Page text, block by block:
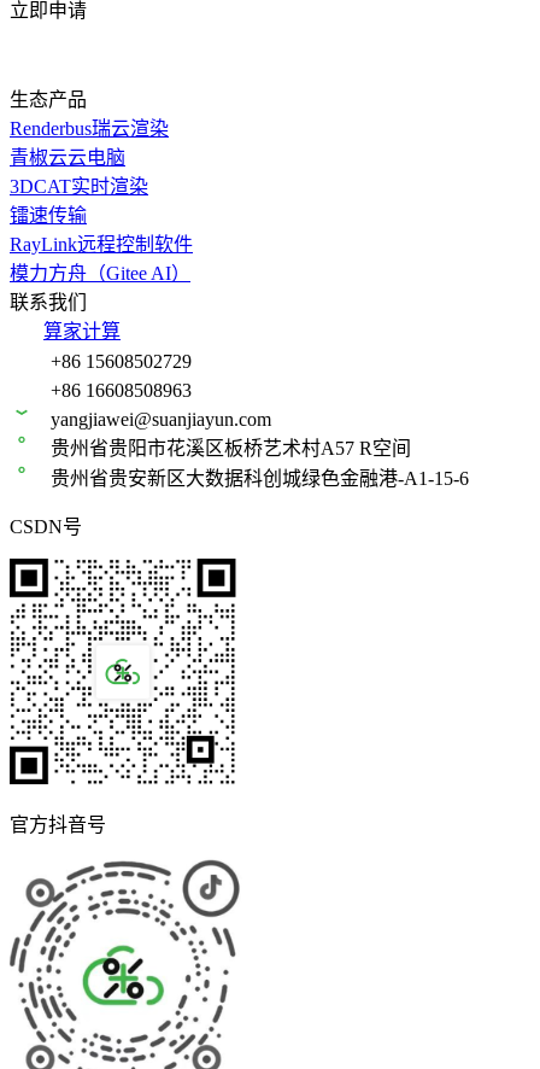
立即申请
生态产品
Renderbus瑞云渲染
青椒云云电脑
3DCAT实时渲染
镭速传输
RayLink远程控制软件
模力方舟（Gitee AI）
联系我们
算家计算
+86 15608502729
+86 16608508963
yangjiawei@suanjiayun.com
贵州省贵阳市花溪区板桥艺术村A57 R空间
贵州省贵安新区大数据科创城绿色金融港-A1-15-6
CSDN号
官方抖音号